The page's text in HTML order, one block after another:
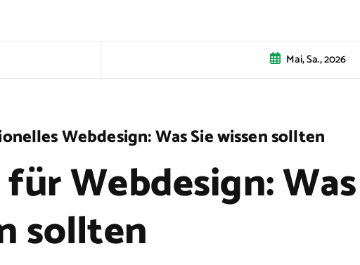
Mai, Sa., 2026
Webdesign: Was Sie wissen sollten
Webdesign: Was
sollten